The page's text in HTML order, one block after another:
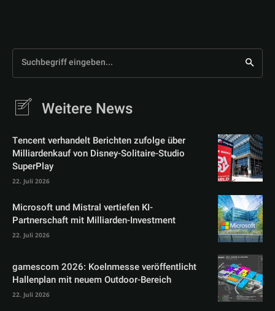
Suchbegriff eingeben...
Weitere News
Tencent verhandelt Berichten zufolge über
Milliardenkauf von Disney-Solitaire-Studio
SuperPlay
22. Juli 2026
Microsoft und Mistral vertiefen KI-
Partnerschaft mit Milliarden-Investment
22. Juli 2026
gamescom 2026: Koelnmesse veröffentlicht
Hallenplan mit neuem Outdoor-Bereich
22. Juli 2026